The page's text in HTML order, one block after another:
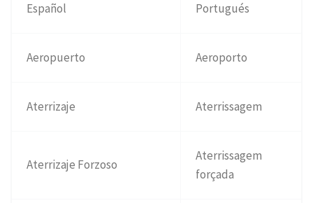
Español Portugués
Aeropuerto Aeroporto
Aterrizaje Aterrissagem
Aterrizaje Forzoso
Aterrissagem
forçada